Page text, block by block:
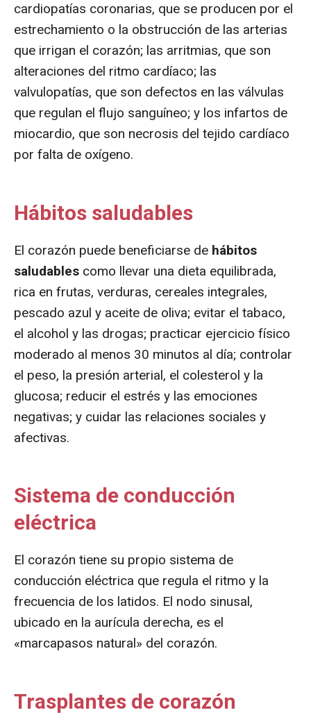
cardiopatías coronarias, que se producen por el
estrechamiento o la obstrucción de las arterias
que irrigan el corazón; las arritmias, que son
alteraciones del ritmo cardíaco; las
valvulopatías, que son defectos en las válvulas
que regulan el flujo sanguíneo; y los infartos de
miocardio, que son necrosis del tejido cardíaco
por falta de oxígeno.
Hábitos saludables
El corazón puede beneficiarse de hábitos
saludables como llevar una dieta equilibrada,
rica en frutas, verduras, cereales integrales,
pescado azul y aceite de oliva; evitar el tabaco,
el alcohol y las drogas; practicar ejercicio físico
moderado al menos 30 minutos al día; controlar
el peso, la presión arterial, el colesterol y la
glucosa; reducir el estrés y las emociones
negativas; y cuidar las relaciones sociales y
afectivas.
Sistema de conducción
eléctrica
El corazón tiene su propio sistema de
conducción eléctrica que regula el ritmo y la
frecuencia de los latidos. El nodo sinusal,
ubicado en la aurícula derecha, es el
«marcapasos natural» del corazón.
Trasplantes de corazón